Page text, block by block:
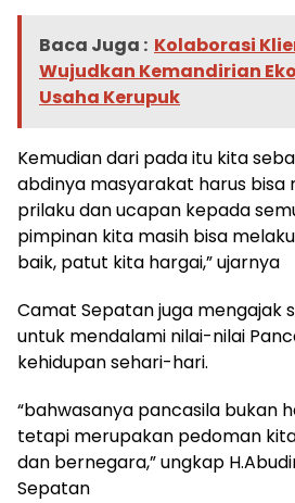
Baca Juga : Kolaborasi
Wujudkan Kemandirian
Usaha Kerupuk
Kemudian dari pada itu kita
abdinya masyarakat harus bisa
prilaku dan ucapan kepada
pimpinan kita masih bisa
baik, patut kita hargai,” ujarnya
Camat Sepatan juga mengajak
untuk mendalami nilai-nilai
kehidupan sehari-hari.
“bahwasanya pancasila bukan
tetapi merupakan pedoman
dan bernegara,” ungkap
Sepatan